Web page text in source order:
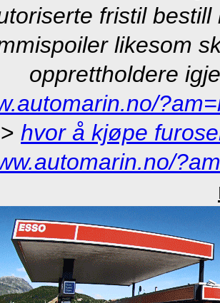
fristil
likesom
opprettholdere
hvor å kjøpe